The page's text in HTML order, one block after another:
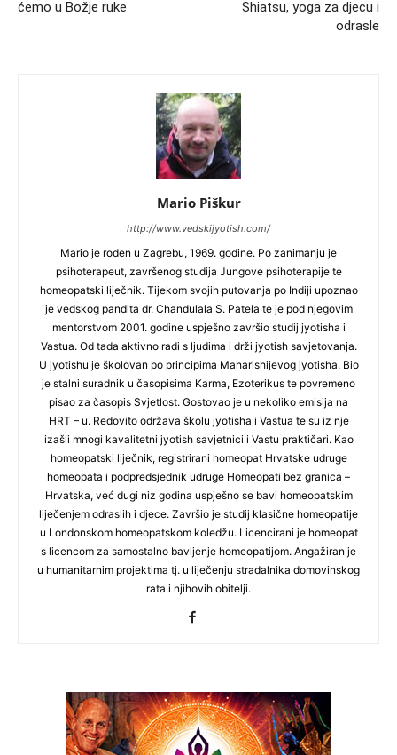
ćemo u Božje ruke
Shiatsu, yoga za djecu i
odrasle
Mario Piškur
http://www.vedskijyotish.com/
Mario je rođen u Zagrebu, 1969. godine. Po zanimanju je
psihoterapeut, završenog studija Jungove psihoterapije te
homeopatski liječnik. Tijekom svojih putovanja po Indiji upoznao
je vedskog pandita dr. Chandulala S. Patela te je pod njegovim
mentorstvom 2001. godine uspješno završio studij jyotisha i
Vastua. Od tada aktivno radi s ljudima i drži jyotish savjetovanja.
U jyotishu je školovan po principima Maharishijevog jyotisha. Bio
je stalni suradnik u časopisima Karma, Ezoterikus te povremeno
pisao za časopis Svjetlost. Gostovao je u nekoliko emisija na
HRT – u. Redovito održava školu jyotisha i Vastua te su iz nje
izašli mnogi kavalitetni jyotish savjetnici i Vastu praktičari. Kao
homeopatski liječnik, registrirani homeopat Hrvatske udruge
homeopata i podpredsjednik udruge Homeopati bez granica –
Hrvatska, već dugi niz godina uspješno se bavi homeopatskim
liječenjem odraslih i djece. Završio je studij klasične homeopatije
u Londonskom homeopatskom koledžu. Licencirani je homeopat
s licencom za samostalno bavljenje homeopatijom. Angažiran je
u humanitarnim projektima tj. u liječenju stradalnika domovinskog
rata i njihovih obitelji.